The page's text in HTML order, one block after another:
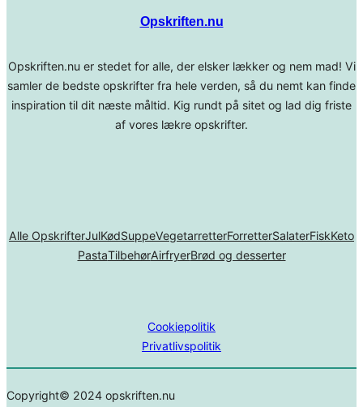
Opskriften.nu
Opskriften.nu er stedet for alle, der elsker lækker og nem mad! Vi
samler de bedste opskrifter fra hele verden, så du nemt kan finde
inspiration til dit næste måltid. Kig rundt på sitet og lad dig friste
af vores lækre opskrifter.
Alle OpskrifterJulKødSuppeVegetarretterForretterSalaterFiskKeto
PastaTilbehørAirfryerBrød og desserter
Cookiepolitik
Privatlivspolitik
Copyright© 2024 opskriften.nu